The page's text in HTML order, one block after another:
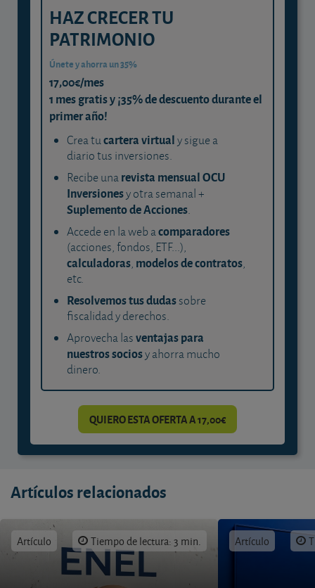
HAZ CRECER TU
PATRIMONIO
Únete y ahorra un 35%
17,00€/mes
1 mes gratis y ¡35% de descuento durante el
primer año!
Crea tucartera virtualy sigue a
diario tus inversiones.
Recibe unarevista mensual OCU
Inversionesy otra semanal +
Suplemento de Acciones.
Accede en la web acomparadores
(acciones, fondos, ETF...),
calculadoras, modelos de contratos,
etc.
Resolvemos tus dudassobre
fiscalidad y derechos.
Aprovecha lasventajas para
nuestros sociosy ahorra mucho
dinero.
QUIERO ESTA OFERTA A 17,00€
Artículos relacionados
Artículo Tiempo de lectura: 3 min. Artículo